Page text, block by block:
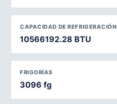
CAPACIDAD DE REFRIGERACIÓN
10566192.28 BTU
FRIGORÍAS
3096 fg